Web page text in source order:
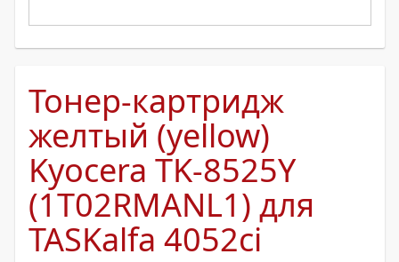
Тонер-картридж
желтый (yellow)
Kyocera TK-8525Y
(1T02RMANL1) для
TASKalfa 4052ci